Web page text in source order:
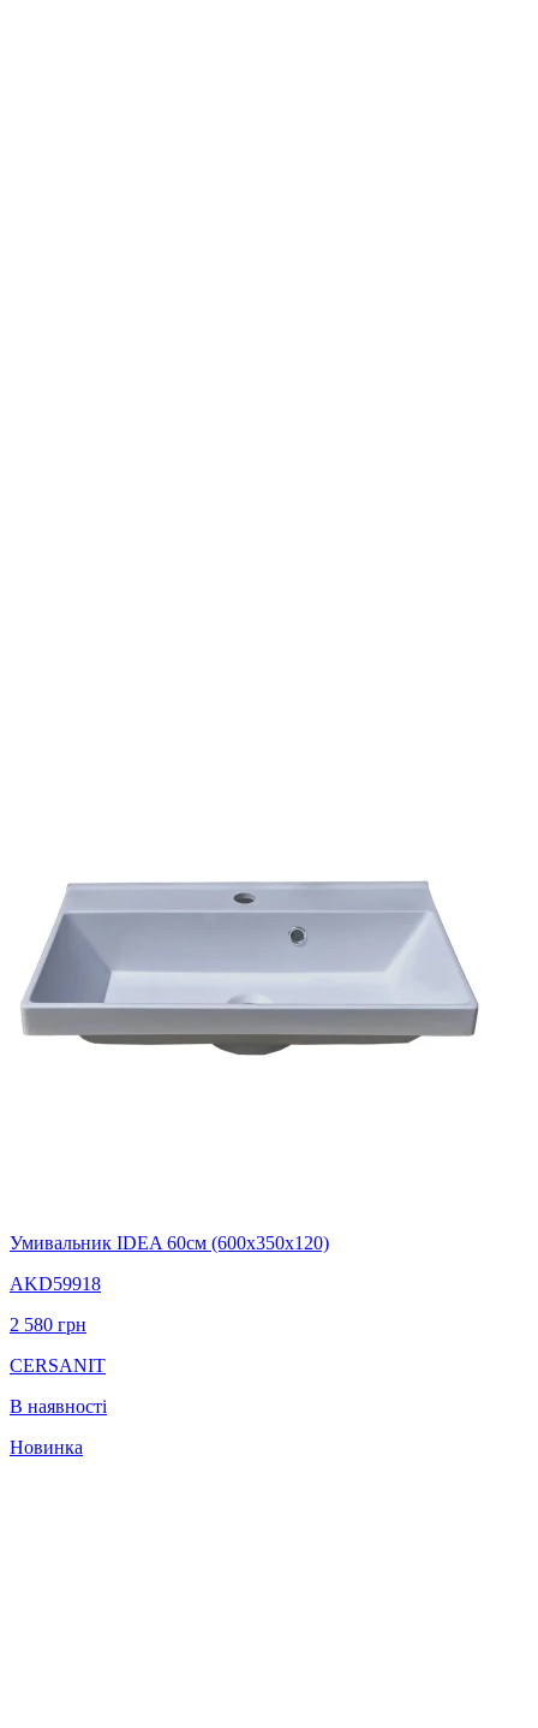
Умивальник IDEA 60см (600х350х120)
AKD59918
2 580 грн
CERSANIT
В наявності
Новинка